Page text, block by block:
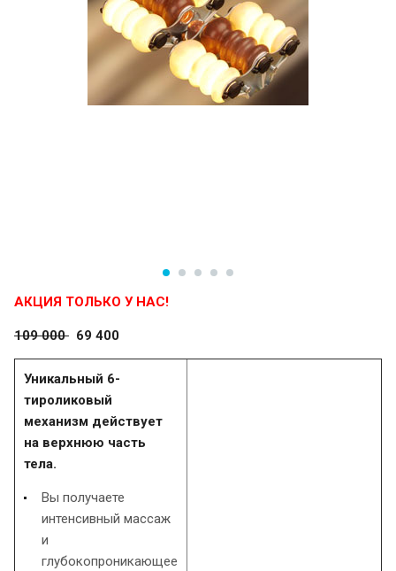
АКЦИЯ ТОЛЬКО У НАС!
109 000 69 400
Уникальный 6-
тироликовый
механизм действует
на верхнюю часть
тела.
Вы получаете
интенсивный массаж
и
глубокопроникающее